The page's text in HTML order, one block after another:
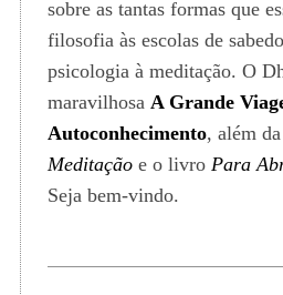
sobre as tantas formas que
filosofia às escolas de
psicologia à meditação. O
maravilhosa A Grande
Autoconhecimento, além da
Meditaçãoe o livro Para
Seja bem-vindo.